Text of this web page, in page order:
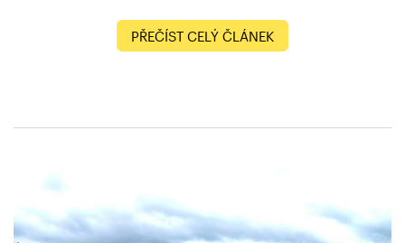
PŘEČÍST CELÝ ČLÁNEK